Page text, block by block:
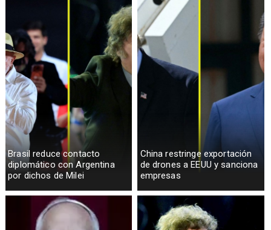
Brasil reduce contacto
diplomático con Argentina
por dichos de Milei
China restringe exportación
de drones a EEUU y sanciona
empresas